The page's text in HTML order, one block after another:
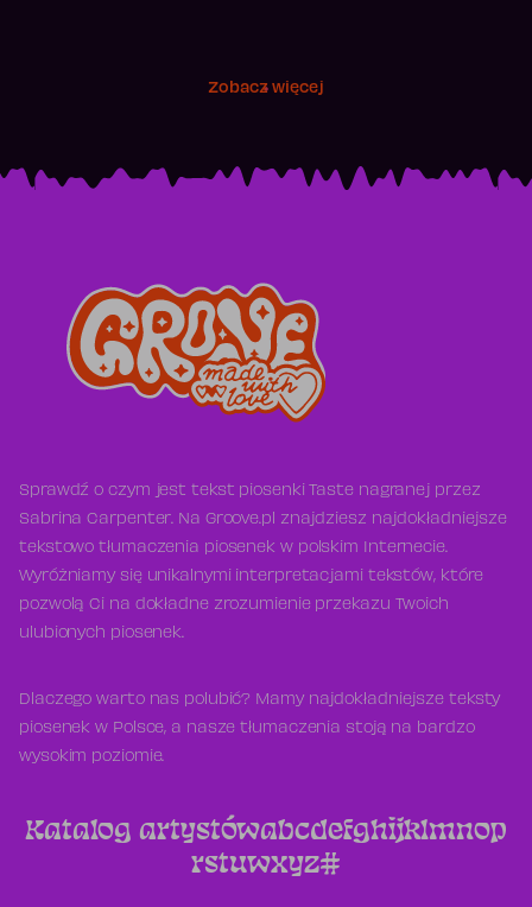
Zobacz więcej
Sprawdź o czym jest tekst piosenki Taste nagranej przez
Sabrina Carpenter. Na Groove.pl znajdziesz najdokładniejsze
tekstowo tłumaczenia piosenek w polskim Internecie.
Wyróżniamy się unikalnymi interpretacjami tekstów, które
pozwolą Ci na dokładne zrozumienie przekazu Twoich
ulubionych piosenek.
Dlaczego warto nas polubić? Mamy najdokładniejsze teksty
piosenek w Polsce, a nasze tłumaczenia stoją na bardzo
wysokim poziomie.
Katalog artystówabcdefghijklmnop
rstuwxyz#